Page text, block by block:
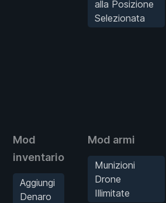
alla Posizione
Selezionata
Mod
inventario
Aggiungi
Denaro
Mod armi
Munizioni
Drone
Illimitate